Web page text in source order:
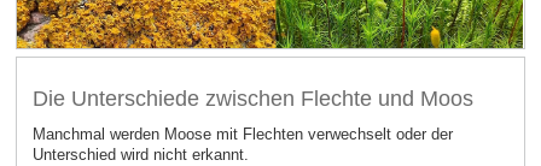
Die Unterschiede zwischen Flechte und Moos
Manchmal werden Moose mit Flechten verwechselt oder der
Unterschied wird nicht erkannt.